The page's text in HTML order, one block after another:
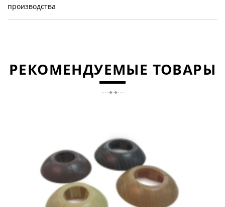
производства
РЕКОМЕНДУЕМЫЕ ТОВАРЫ